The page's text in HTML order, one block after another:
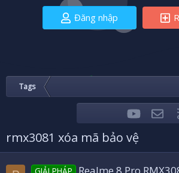
Đăng nhập
Tags
FacebookTwitteryoutube
rmx3081 xóa mã bảo vệ
GIẢI PHÁP
Realme 8 Pro